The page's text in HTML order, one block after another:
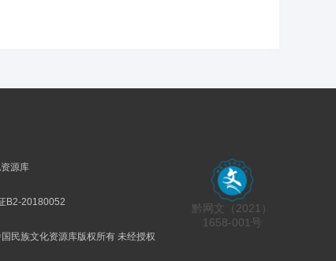
源库
B2-20180052
民族文化资源库版权所有 未经授权
黔网文（2021）
1658-001号